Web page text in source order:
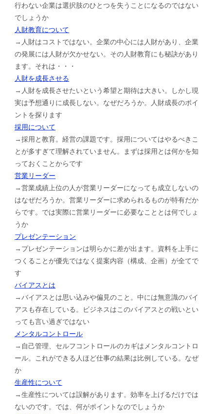
行わない企業は選択肢のひとつを失うことになるのではない
でしょうか
人財教育について
→人財はコストではない。企業の中心には人財があり、企業
の発展には人財が欠かせない。その人財教育にも秘訣があり
ます。それは・・・
人財を成長させる
→人財を成長させたいという希望と期待は大きい。しかし現
実は予想通りに成長しない。なぜだろうか。人財成長のポイ
ントを探ります
採用について
→採用と教育。経営の課題です。採用についてはやるべきこ
とが多すぎて理解されていません。まずは採用とは何かを知
っておくことからです
営業リーダー
→営業成績上位の人が営業リーダーになっても成立しないの
はなぜだろうか。営業リーダーに求められるものが特有だか
らです。では実際に営業リーダーに必要なこととは何でしょ
うか
プレゼンテーション
→プレゼンテーションは明らかに差が出ます。資料を上手に
つくることが優先ではなく提案内容（構成、企画）が全てで
す
バイアスとは
→バイアスとは思い込みや偏見のこと。中には無意識のバイ
アスも存在している。ビジネスはこのバイアスとの戦いとい
っても言い過ぎではない
メンタルコントロール
→自己管理、セルフコントロールのカギはメンタルコントロ
ール。これができる人ほど仕事の結果は比例している。なぜ
か
生産性について
→生産性については誤解があります。効率を上げるだけでは
ないのです。では、何がポイントなのでしょうか